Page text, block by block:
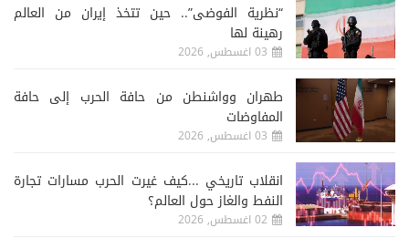
“نظرية الفوضى”.. حين تتخذ إيران من العالم
رهينة لها
03 اغسطس, 2026
طهران وواشنطن من حافة الحرب إلى حافة
المفاوضات
03 اغسطس, 2026
انقلاب تاريخي ...كيف غيرت الحرب مسارات تجارة
النفط والغاز حول العالم؟
02 اغسطس, 2026